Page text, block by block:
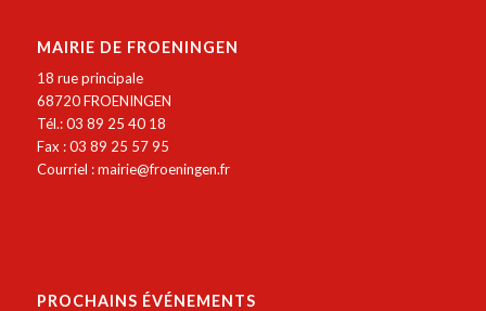
MAIRIE DE FROENINGEN
18 rue principale
68720 FROENINGEN
Tél.: 03 89 25 40 18
Fax : 03 89 25 57 95
Courriel :mairie@froeningen.fr
PROCHAINS ÉVÉNEMENTS